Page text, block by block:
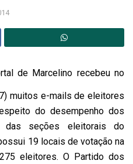
de Marcelino recebeu no
muitos e-mails de eleitores
do desempenho dos
das seções eleitorais do
19 locais de votação na
eleitores. O Partido dos